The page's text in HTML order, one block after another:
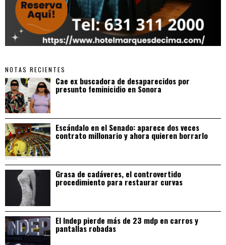
NOTAS RECIENTES
Cae ex buscadora de desaparecidos por
presunto feminicidio en Sonora
Escándalo en el Senado: aparece dos veces
contrato millonario y ahora quieren borrarlo
Grasa de cadáveres, el controvertido
procedimiento para restaurar curvas
El Indep pierde más de 23 mdp en carros y
pantallas robadas